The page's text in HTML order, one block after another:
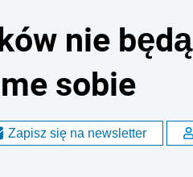
nie będą
sobie
Zapisz się na newsletter